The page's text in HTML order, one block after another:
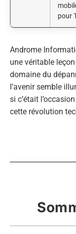
pour
Androme
une véritable
domaine du
l’avenir semble
si c’était
cette révolution